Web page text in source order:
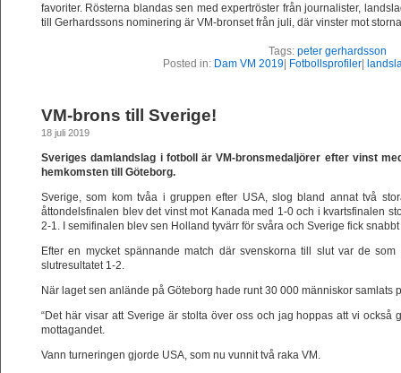
favoriter. Rösterna blandas sen med expertröster från journalister,
till Gerhardssons nominering är VM-bronset från juli, där vinster mot
Tags: peter gerhardsson
Posted in: Dam VM 2019| Fotbollsprofiler|
VM-brons till Sverige!
18 juli 2019
Sveriges damlandslag i fotboll är VM-bronsmedaljörer efter vinst
hemkomsten till Göteborg.
Sverige, som kom tvåa i gruppen efter USA, slog bland annat två
åttondelsfinalen blev det vinst mot Kanada med 1-0 och i kvartsfinalen
2-1. I semifinalen blev sen Holland tyvärr för svåra och Sverige fick
Efter en mycket spännande match där svenskorna till slut var de
slutresultatet 1-2.
När laget sen anlände på Göteborg hade runt 30 000 människor samlats
“Det här visar att Sverige är stolta över oss och jag hoppas att vi också
mottagandet.
Vann turneringen gjorde USA, som nu vunnit två raka VM.